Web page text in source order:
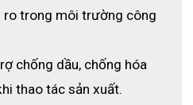
silicon, phù hợp môi trường
xuất điện tử.
tiêu chí bảo hộ – vệ sinh – hiệu
ro trong môi trường công
chống dầu, chống hóa
thao tác sản xuất.